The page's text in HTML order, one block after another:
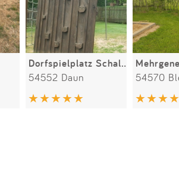
Dorfspielplatz Schalkenmehren
54552 Daun 54570